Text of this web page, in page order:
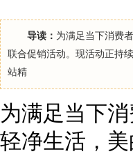
导读： 为满足当下消费
联合促销活动。现活动正持
站精
为满足当下
轻净生活，